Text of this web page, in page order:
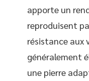
apporte un
reproduisent
résistance aux
généralement
une pierre